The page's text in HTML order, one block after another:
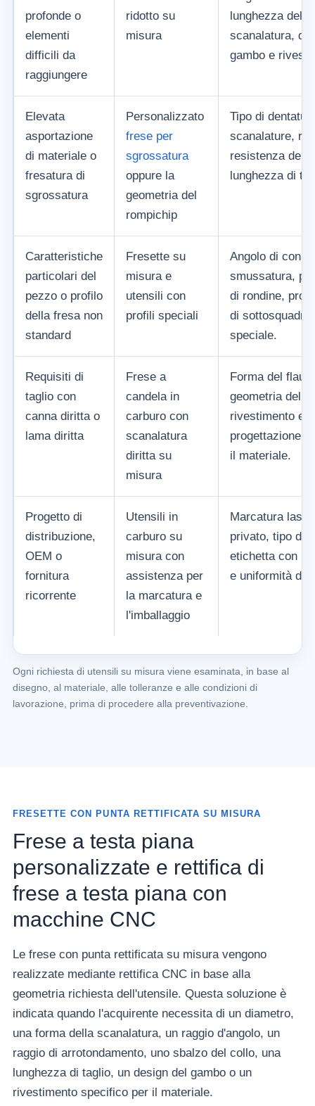
profonde o
elementi
difficili da
raggiungere
ridotto su
misura
lunghezza della
scanalatura,
gambo e
Elevata
asportazione
di materiale o
fresatura di
sgrossatura
Personalizzato
frese per
sgrossatura
oppure la
geometria del
rompichip
Tipo di
scanalature,
resistenza del
lunghezza di
Caratteristiche
particolari del
pezzo o profilo
della fresa non
standard
Fresette su
misura e
utensili con
profili speciali
Angolo di
smussatura,
di rondine,
di sottosquadro
speciale.
Requisiti di
taglio con
canna diritta o
lama diritta
Frese a
candela in
carburo con
scanalatura
diritta su
misura
Forma del
geometria del
rivestimento e
progettazione
il materiale.
Progetto di
distribuzione,
OEM o
fornitura
ricorrente
Utensili in
carburo su
misura con
assistenza per
la marcatura e
l'imballaggio
Marcatura
privato, tipo di
etichetta con le
e uniformità dei
Ogni richiesta di utensili su misura viene esaminata, in base al
disegno, al materiale, alle tolleranze e alle condizioni di
lavorazione, prima di procedere alla preventivazione.
FRESETTE CON PUNTA RETTIFICATA SU MISURA
Frese a testa piana
personalizzate e rettifica di
frese a testa piana con
macchine CNC
Le frese con punta rettificata su misura vengono
realizzate mediante rettifica CNC in base alla
geometria richiesta dell'utensile. Questa soluzione è
indicata quando l'acquirente necessita di un diametro,
una forma della scanalatura, un raggio d'angolo, un
raggio di arrotondamento, uno sbalzo del collo, una
lunghezza di taglio, un design del gambo o un
rivestimento specifico per il materiale.